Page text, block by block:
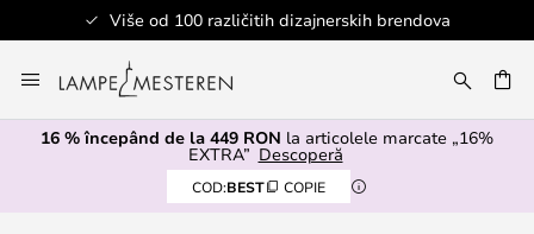
Sigurno plaćanje
la
Continut
16 % începând de la 449 RON la articolele marcate „16%
EXTRA” Descoperă
COD:BEST COPIE